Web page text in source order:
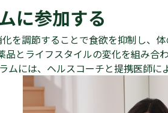
に参加する
を調節することで食欲を抑制し、
品とライフスタイルの変化を組み合
ムには、ヘルスコーチと提携医師に